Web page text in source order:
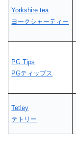
Yorkshire tea
ヨークシャーティー
PG Tips
PGティップス
Tetley
テトリー